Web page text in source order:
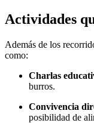
Actividades
Además de los
como:
Charlas
burros.
Convivencia
posibilidad de